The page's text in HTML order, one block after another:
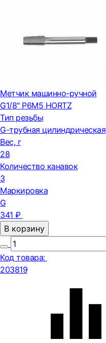
Метчик машинно-ручной
G1/8" Р6М5 HORTZ
Тип резьбы
G-трубная цилиндрическая
Вес, г
28
Количество канавок
3
Маркировка
G
341 ₽
В корзину
Код товара:
203819